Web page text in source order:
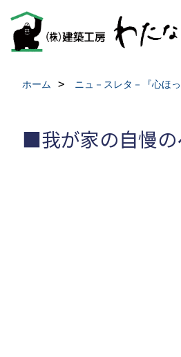
ホーム ニュ－スレタ－『心ほっ
■我が家の自慢